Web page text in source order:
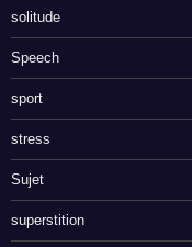
solitude
Speech
sport
stress
Sujet
superstition